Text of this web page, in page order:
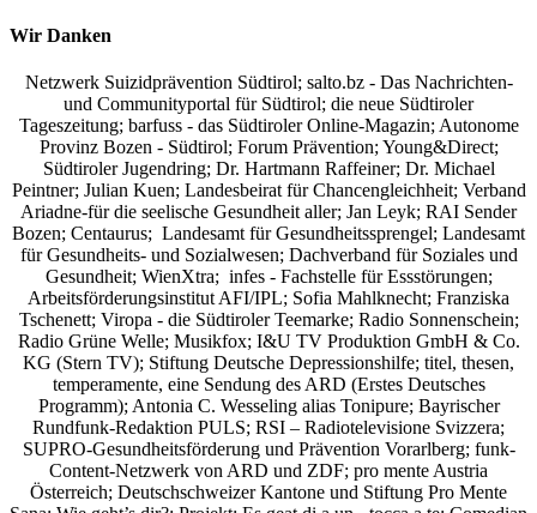
Wir Danken
Netzwerk Suizidprävention Südtirol; salto.bz - Das Nachrichten-
und Communityportal für Südtirol; die neue Südtiroler
Tageszeitung; barfuss - das Südtiroler Online-Magazin; Autonome
Provinz Bozen - Südtirol; Forum Prävention; Young&Direct;
Südtiroler Jugendring; Dr. Hartmann Raffeiner; Dr. Michael
Peintner; Julian Kuen; Landesbeirat für Chancengleichheit; Verband
Ariadne-für die seelische Gesundheit aller; Jan Leyk; RAI Sender
Bozen; Centaurus; Landesamt für Gesundheitssprengel; Landesamt
für Gesundheits- und Sozialwesen; Dachverband für Soziales und
Gesundheit; WienXtra; infes - Fachstelle für Essstörungen;
Arbeitsförderungsinstitut AFI/IPL; Sofia Mahlknecht; Franziska
Tschenett; Viropa - die Südtiroler Teemarke; Radio Sonnenschein;
Radio Grüne Welle; Musikfox; I&U TV Produktion GmbH & Co.
KG (Stern TV); Stiftung Deutsche Depressionshilfe; titel, thesen,
temperamente, eine Sendung des ARD (Erstes Deutsches
Programm); Antonia C. Wesseling alias Tonipure; Bayrischer
Rundfunk-Redaktion PULS; RSI – Radiotelevisione Svizzera;
SUPRO-Gesundheitsförderung und Prävention Vorarlberg; funk-
Content-Netzwerk von ARD und ZDF; pro mente Austria
Österreich; Deutschschweizer Kantone und Stiftung Pro Mente